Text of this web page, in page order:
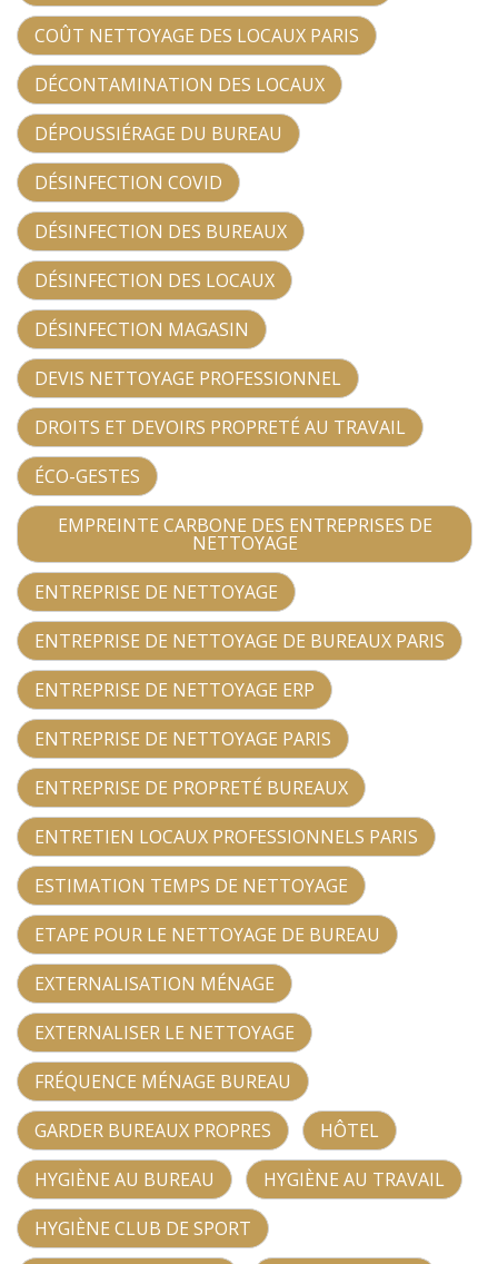
COÛT NETTOYAGE DES LOCAUX PARIS
DÉCONTAMINATION DES LOCAUX
DÉPOUSSIÉRAGE DU BUREAU
DÉSINFECTION COVID
DÉSINFECTION DES BUREAUX
DÉSINFECTION DES LOCAUX
DÉSINFECTION MAGASIN
DEVIS NETTOYAGE PROFESSIONNEL
DROITS ET DEVOIRS PROPRETÉ AU TRAVAIL
ÉCO-GESTES
EMPREINTE CARBONE DES ENTREPRISES DE
NETTOYAGE
ENTREPRISE DE NETTOYAGE
ENTREPRISE DE NETTOYAGE DE BUREAUX PARIS
ENTREPRISE DE NETTOYAGE ERP
ENTREPRISE DE NETTOYAGE PARIS
ENTREPRISE DE PROPRETÉ BUREAUX
ENTRETIEN LOCAUX PROFESSIONNELS PARIS
ESTIMATION TEMPS DE NETTOYAGE
ETAPE POUR LE NETTOYAGE DE BUREAU
EXTERNALISATION MÉNAGE
EXTERNALISER LE NETTOYAGE
FRÉQUENCE MÉNAGE BUREAU
GARDER BUREAUX PROPRES
HÔTEL
HYGIÈNE AU BUREAU
HYGIÈNE AU TRAVAIL
HYGIÈNE CLUB DE SPORT